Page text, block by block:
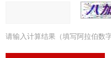
请输入计算结果（填写阿拉伯数